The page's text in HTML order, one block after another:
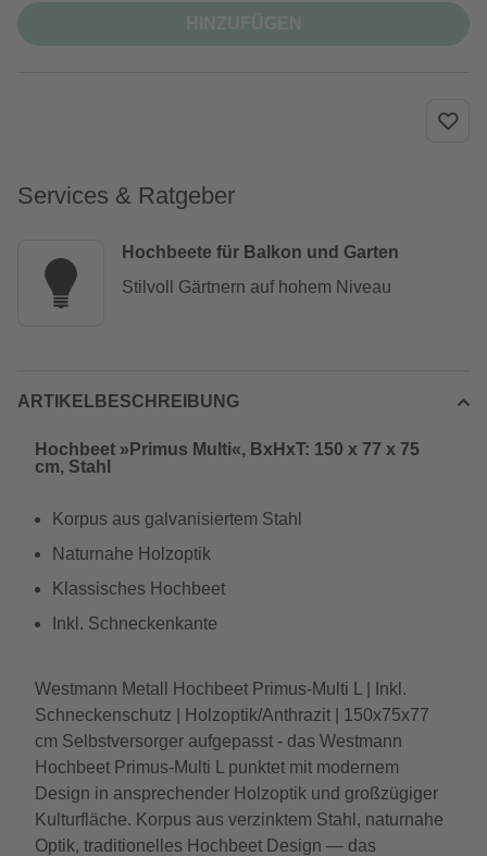
Services & Ratgeber
Hochbeete für Balkon und Garten
Stilvoll Gärtnern auf hohem Niveau
ARTIKELBESCHREIBUNG
Hochbeet »Primus Multi«, BxHxT: 150 x 77 x 75
cm, Stahl
Korpus aus galvanisiertem Stahl
Naturnahe Holzoptik
Klassisches Hochbeet
Inkl. Schneckenkante
Westmann Metall Hochbeet Primus-Multi L | Inkl.
Schneckenschutz | Holzoptik/Anthrazit | 150x75x77
cm Selbstversorger aufgepasst - das Westmann
Hochbeet Primus-Multi L punktet mit modernem
Design in ansprechender Holzoptik und großzügiger
Kulturfläche. Korpus aus verzinktem Stahl, naturnahe
Optik, traditionelles Hochbeet Design — das